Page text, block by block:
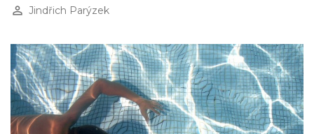
perm_identity Jindřich Parýzek